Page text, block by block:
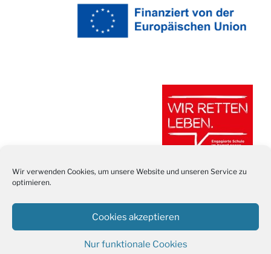
Wir verwenden Cookies, um unsere Website und unseren Service zu
optimieren.
Cookies akzeptieren
Nur funktionale Cookies
Stolz präsentiert von WordPress